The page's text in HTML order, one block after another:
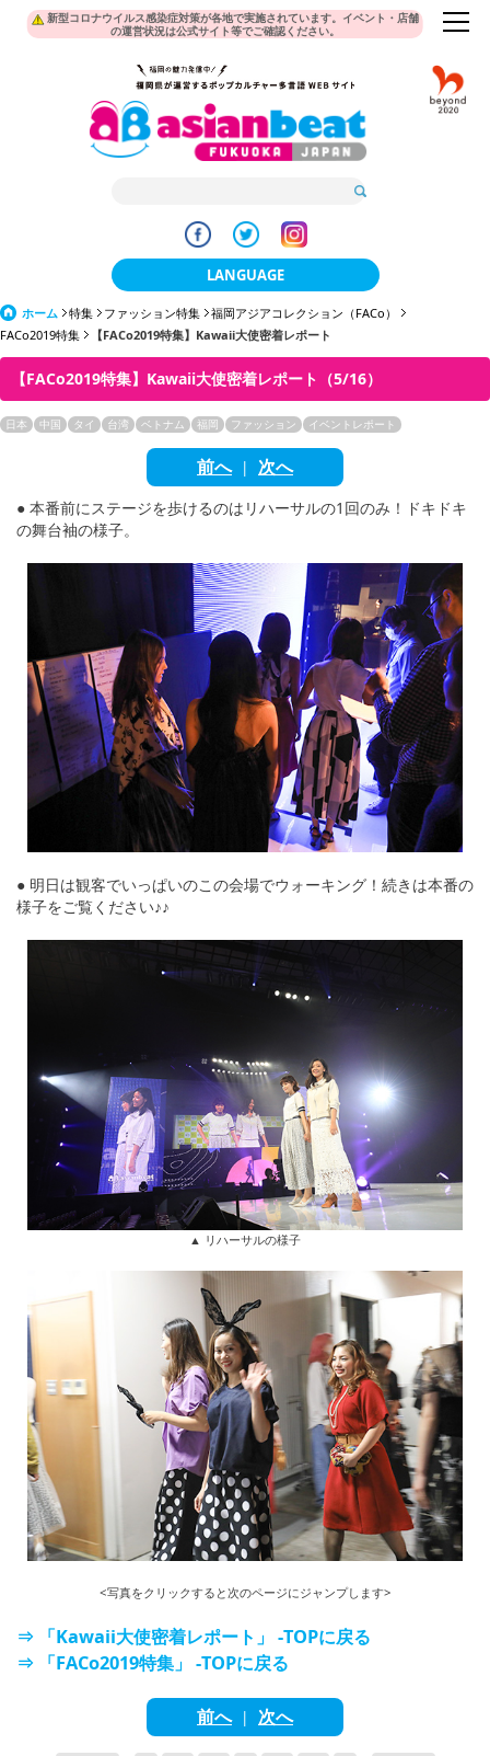
新型コロナウイルス感染症対策が各地で実施されています。イベント・店舗
の運営状況は公式サイト等でご確認ください。
LANGUAGE
日本語
한국어
簡体中文
繁體中文
tiéng Viêt
Bahasa Indonesia
ホーム 特集 ファッション特集
福岡アジアコレクション（FACo）
FACo2019特集
【FACo2019特集】Kawaii大使密着レポート
【FACo2019特集】Kawaii大使密着レポート（5/16）
日本 中国 タイ 台湾 ベトナム 福岡 ファッション イベントレポート
前へ| 次へ
● 本番前にステージを歩けるのはリハーサルの1回のみ！ドキドキ
の舞台袖の様子。
● 明日は観客でいっぱいのこの会場でウォーキング！続きは本番の
様子をご覧ください♪♪
▲ リハーサルの様子
<写真をクリックすると次のページにジャンプします>
⇒ 「Kawaii大使密着レポート」 -TOPに戻る
⇒ 「FACo2019特集」 -TOPに戻る
前へ| 次へ